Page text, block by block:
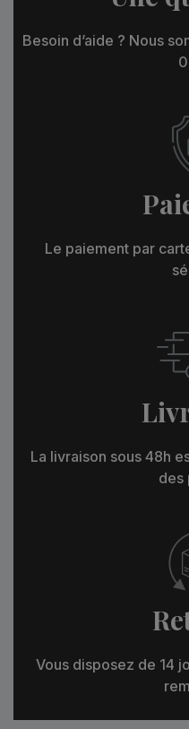
Besoin d’aide ? Nous
Le paiement par
La livraison sous 48h
des
Vous disposez de 14